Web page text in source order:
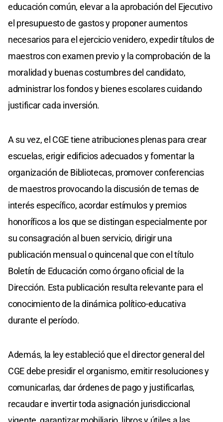
educación común, elevar a la aprobación del Ejecutivo
el presupuesto de gastos y proponer aumentos
necesarios para el ejercicio venidero, expedir títulos de
maestros con examen previo y la comprobación de la
moralidad y buenas costumbres del candidato,
administrar los fondos y bienes escolares cuidando
justificar cada inversión.
A su vez, el CGE tiene atribuciones plenas para crear
escuelas, erigir edificios adecuados y fomentar la
organización de Bibliotecas, promover conferencias
de maestros provocando la discusión de temas de
interés específico, acordar estímulos y premios
honoríficos a los que se distingan especialmente por
su consagración al buen servicio, dirigir una
publicación mensual o quincenal que con el título
Boletín de Educación como órgano oficial de la
Dirección. Esta publicación resulta relevante para el
conocimiento de la dinámica político-educativa
durante el período.
Además, la ley estableció que el director general del
CGE debe presidir el organismo, emitir resoluciones y
comunicarlas, dar órdenes de pago y justificarlas,
recaudar e invertir toda asignación jurisdiccional